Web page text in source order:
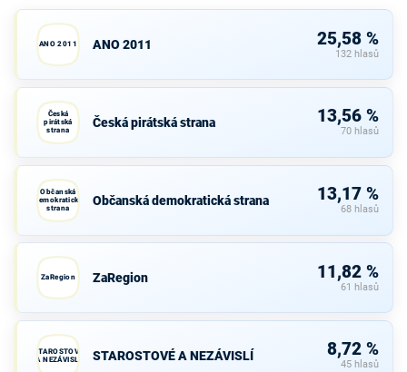
ANO 2011 ANO 2011 25,58 %
132 hlasů
Česká
pirátská
strana
Česká pirátská strana 13,56 %
70 hlasů
Občanská
demokratická
strana
Občanská demokratická strana 13,17 %
68 hlasů
ZaRegion ZaRegion 11,82 %
61 hlasů
STAROSTOVÉ
A NEZÁVISLÍ
STAROSTOVÉ A NEZÁVISLÍ 8,72 %
45 hlasů